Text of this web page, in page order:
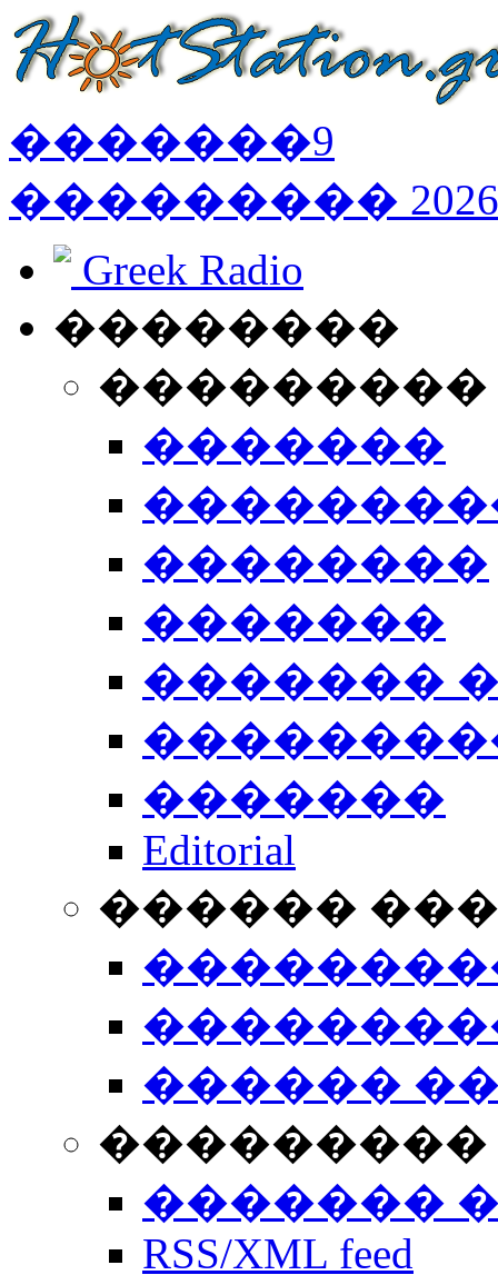
�������9
��������� 2026
Greek Radio
��������
�������
��������
�������
�������
�������
Editorial
������
������
���������
�������
RSS/XML feed